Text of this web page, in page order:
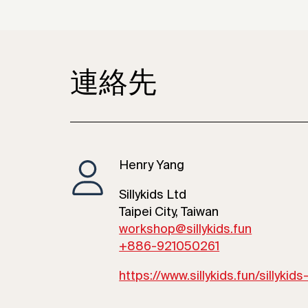
連絡先
Henry Yang
Sillykids Ltd
Taipei City, Taiwan
workshop@sillykids.fun
+886-921050261
https://www.sillykids.fun/